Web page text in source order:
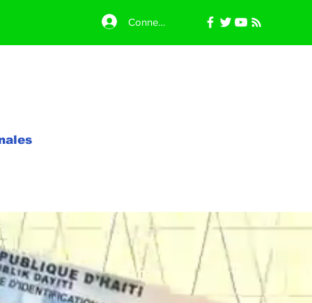
Connexion